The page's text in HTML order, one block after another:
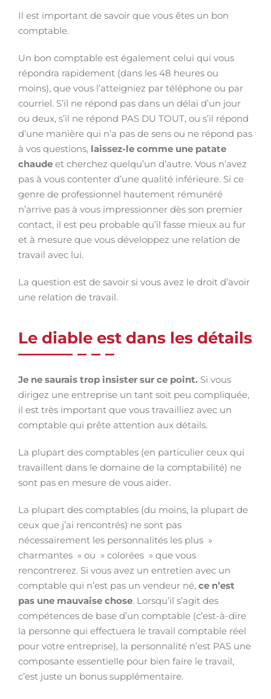
Il est important de savoir que vous êtes un bon
comptable.
Un bon comptable est également celui qui vous
répondra rapidement (dans les 48 heures ou
moins), que vous l’atteigniez par téléphone ou par
courriel. S’il ne répond pas dans un délai d’un jour
ou deux, s’il ne répond PAS DU TOUT, ou s’il répond
d’une manière qui n’a pas de sens ou ne répond pas
à vos questions, laissez-le comme une patate
chaude et cherchez quelqu’un d’autre. Vous n’avez
pas à vous contenter d’une qualité inférieure. Si ce
genre de professionnel hautement rémunéré
n’arrive pas à vous impressionner dès son premier
contact, il est peu probable qu’il fasse mieux au fur
et à mesure que vous développez une relation de
travail avec lui.
La question est de savoir si vous avez le droit d’avoir
une relation de travail.
Le diable est dans les détails
Je ne saurais trop insister sur ce point. Si vous
dirigez une entreprise un tant soit peu compliquée,
il est très important que vous travailliez avec un
comptable qui prête attention aux détails.
La plupart des comptables (en particulier ceux qui
travaillent dans le domaine de la comptabilité) ne
sont pas en mesure de vous aider.
La plupart des comptables (du moins, la plupart de
ceux que j’ai rencontrés) ne sont pas
nécessairement les personnalités les plus »
charmantes » ou » colorées » que vous
rencontrerez. Si vous avez un entretien avec un
comptable qui n’est pas un vendeur né, ce n’est
pas une mauvaise chose. Lorsqu’il s’agit des
compétences de base d’un comptable (c’est-à-dire
la personne qui effectuera le travail comptable réel
pour votre entreprise), la personnalité n’est PAS une
composante essentielle pour bien faire le travail,
c’est juste un bonus supplémentaire.